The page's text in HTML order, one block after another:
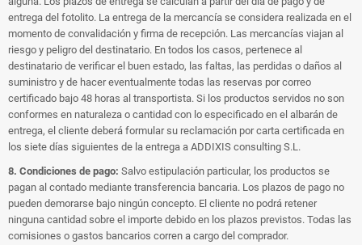
entrega del fotolito. La entrega de la mercancía se considera realizada en el
momento de convalidación y firma de recepción. Las mercancías viajan al
riesgo y peligro del destinatario. En todos los casos, pertenece al
destinatario de verificar el buen estado, las faltas, las perdidas o daños al
suministro y de hacer eventualmente todas las reservas por correo
certificado bajo 48 horas al transportista. Si los productos servidos no son
conformes en naturaleza o cantidad con lo especificado en el albarán de
entrega, el cliente deberá formular su reclamación por carta certificada en
los siete días siguientes de la entrega a ADDIXIS consulting S.L.
8. Condiciones de pago: Salvo estipulación particular, los productos se
pagan al contado mediante transferencia bancaria. Los plazos de pago no
pueden demorarse bajo ningún concepto. El cliente no podrá retener
ninguna cantidad sobre el importe debido en los plazos previstos. Todas las
comisiones o gastos bancarios corren a cargo del comprador.